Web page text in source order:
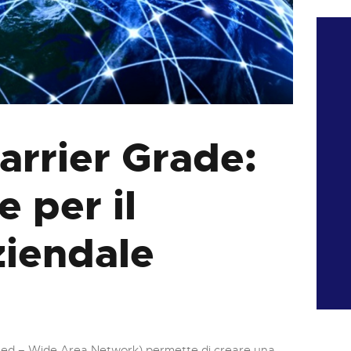
Grade:
per il